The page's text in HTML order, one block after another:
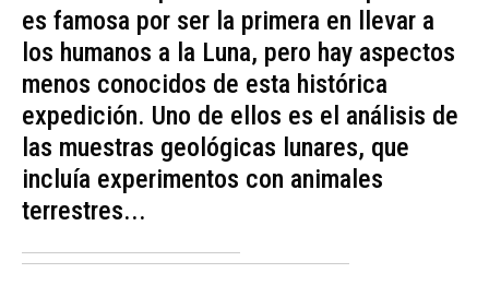
es famosa por ser la primera en llevar a
los humanos a la Luna, pero hay aspectos
menos conocidos de esta histórica
expedición. Uno de ellos es el análisis de
las muestras geológicas lunares, que
incluía experimentos con animales
terrestres...